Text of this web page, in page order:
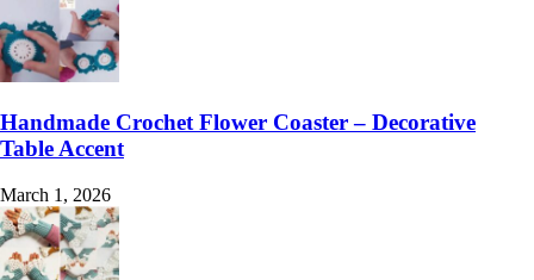
Handmade Crochet Flower Coaster – Decorative
Table Accent
March 1, 2026